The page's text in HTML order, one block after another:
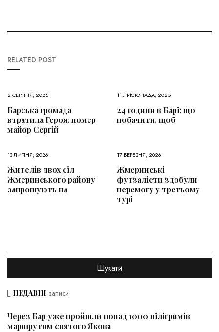
RELATED POST
2 СЕРПНЯ, 2025
Барська громада
втратила Героя: помер
майор Сергій
11 ЛИСТОПАДА, 2025
24 години в Барі: що
побачити, щоб
13 ЛИПНЯ, 2026
Жителів двох сіл
Жмеринського району
запрошують на
17 БЕРЕЗНЯ, 2026
Жмеринські
футзалісти здобули
перемогу у третьому
турі
НЕДАВНІ записи
Через Бар уже пройшли понад 1000 пілігримів
маршрутом святого Якова